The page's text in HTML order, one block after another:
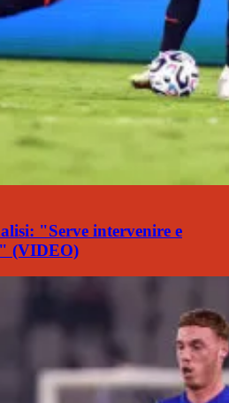
"Serve intervenire e
(VIDEO)